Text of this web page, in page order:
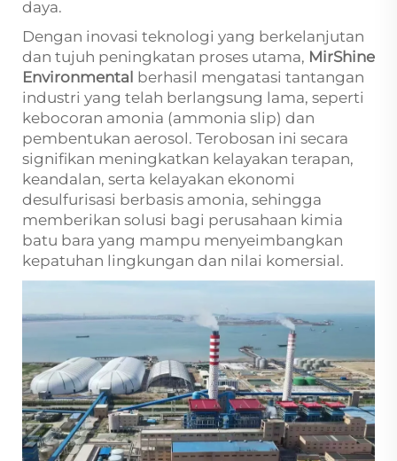
daya.
Dengan inovasi teknologi yang berkelanjutan
dan tujuh peningkatan proses utama, MirShine
Environmental berhasil mengatasi tantangan
industri yang telah berlangsung lama, seperti
kebocoran amonia (ammonia slip) dan
pembentukan aerosol. Terobosan ini secara
signifikan meningkatkan kelayakan terapan,
keandalan, serta kelayakan ekonomi
desulfurisasi berbasis amonia, sehingga
memberikan solusi bagi perusahaan kimia
batu bara yang mampu menyeimbangkan
kepatuhan lingkungan dan nilai komersial.